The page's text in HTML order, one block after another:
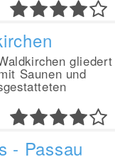
gliedert
Saunen und
- Passau